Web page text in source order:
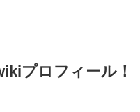
プロフィール！